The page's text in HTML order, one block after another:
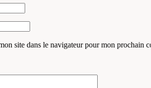
site dans le navigateur pour mon prochain